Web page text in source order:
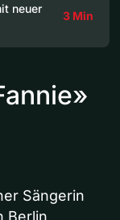
neuer
3 Min
Sängerin